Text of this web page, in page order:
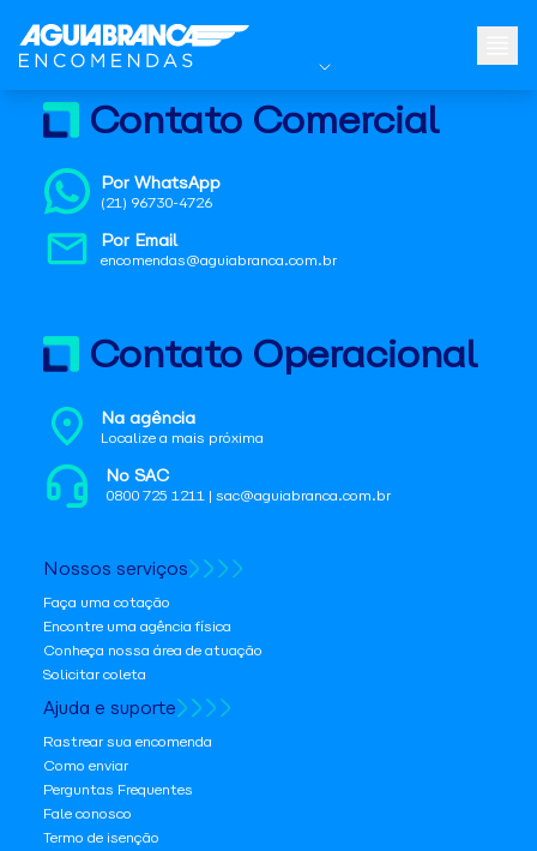
Contato Comercial
Por WhatsApp
(21) 96730-4726
Por Email
encomendas@aguiabranca.com.br
Contato Operacional
Na agência
Localize a mais próxima
No SAC
0800 725 1211 | sac@aguiabranca.com.br
Nossos serviços
Faça uma cotação
Encontre uma agência física
Conheça nossa área de atuação
Solicitar coleta
Ajuda e suporte
Rastrear sua encomenda
Como enviar
Perguntas Frequentes
Fale conosco
Termo de isenção